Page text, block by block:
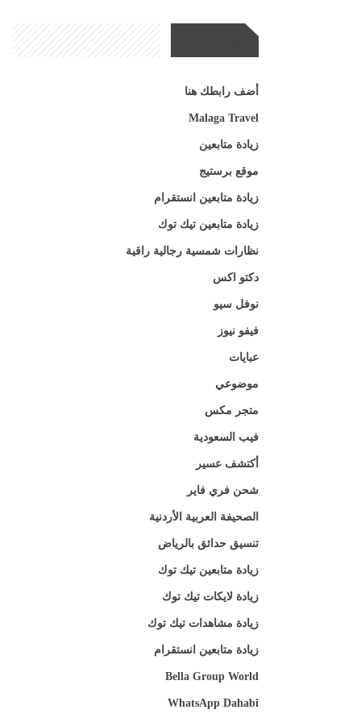
أضف رابطك هنا
Malaga Travel
زيادة متابعين
موقع برستيج
زيادة متابعين انستقرام
زيادة متابعين تيك توك
نظارات شمسية رجالية راقية
دكتو اكس
نوفل سيو
فيفو نيوز
عبايات
موضوعي
متجر مكس
فيب السعودية
أكتشف عسير
شحن فري فاير
الصحيفة العربية الأردنية
تنسيق حدائق بالرياض
زيادة متابعين تيك توك
زيادة لايكات تيك توك
زيادة مشاهدات تيك توك
زيادة متابعين انستقرام
Bella Group World
WhatsApp Dahabi